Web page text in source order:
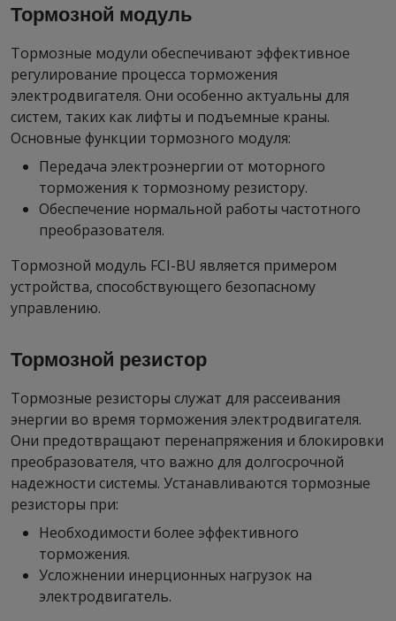
Тормозной модуль
Тормозные модули обеспечивают эффективное
регулирование процесса торможения
электродвигателя. Они особенно актуальны для
систем, таких как лифты и подъемные краны.
Основные функции тормозного модуля:
Передача электроэнергии от моторного
торможения к тормозному резистору.
Обеспечение нормальной работы частотного
преобразователя.
Тормозной модуль FCI-BU является примером
устройства, способствующего безопасному
управлению.
Тормозной резистор
Тормозные резисторы служат для рассеивания
энергии во время торможения электродвигателя.
Они предотвращают перенапряжения и блокировки
преобразователя, что важно для долгосрочной
надежности системы. Устанавливаются тормозные
резисторы при:
Необходимости более эффективного
торможения.
Усложнении инерционных нагрузок на
электродвигатель.